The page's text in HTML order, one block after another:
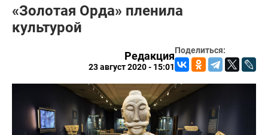
«Золотая Орда» пленила
культурой
Поделиться:
Редакция
23 август 2020 - 15:01